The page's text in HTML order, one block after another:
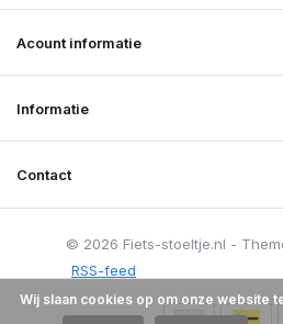
Acount informatie
Informatie
Contact
© 2026 Fiets-stoeltje.nl -
RSS-feed
Wij slaan cookies op om onze website